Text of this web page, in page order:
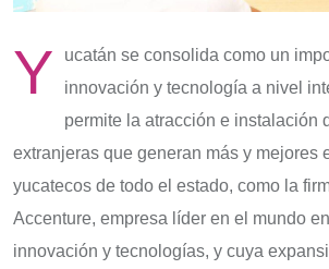
Y
ucatán se consolida como un
innovación y tecnología a nivel
permite la atracción e instalación
extranjeras que generan más y mejores
yucatecos de todo el estado, como la
Accenture, empresa líder en el mundo
innovación y tecnologías, y cuya